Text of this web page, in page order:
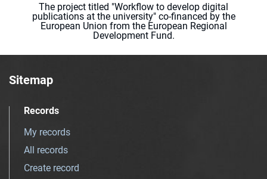
The project titled "Workflow to develop digital
publications at the university" co-financed by the
European Union from the European Regional
Development Fund.
Sitemap
Records
My records
All records
Create record